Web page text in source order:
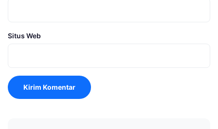
Situs Web